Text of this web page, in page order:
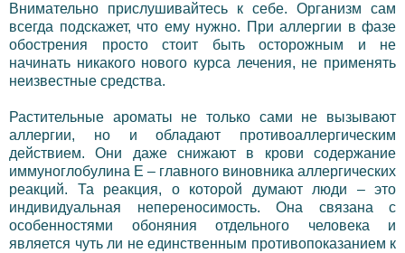
Внимательно прислушивайтесь к себе. Организм сам
всегда подскажет, что ему нужно. При аллергии в фазе
обострения просто стоит быть осторожным и не
начинать никакого нового курса лечения, не применять
неизвестные средства.
Растительные ароматы не только сами не вызывают
аллергии, но и обладают противоаллергическим
действием. Они даже снижают в крови содержание
иммуноглобулина Е – главного виновника аллергических
реакций. Та реакция, о которой думают люди – это
индивидуальная непереносимость. Она связана с
особенностями обоняния отдельного человека и
является чуть ли не единственным противопоказанием к